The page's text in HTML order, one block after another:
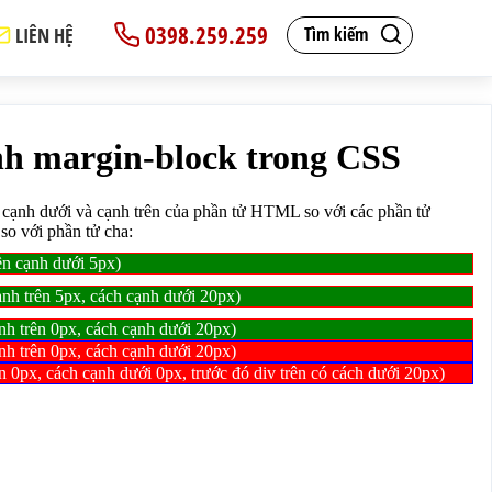
Tìm kiếm
0398.259.259
LIÊN HỆ
cạnh hoặc so với phần tử cha:</span>